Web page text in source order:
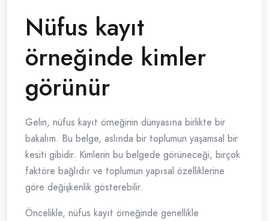
Nüfus kayıt
örneğinde kimler
görünür
Gelin, nüfus kayıt örneğinin dünyasına birlikte bir
bakalım. Bu belge, aslında bir toplumun yaşamsal bir
kesiti gibidir. Kimlerin bu belgede görüneceği, birçok
faktöre bağlıdır ve toplumun yapısal özelliklerine
göre değişkenlik gösterebilir.
Öncelikle, nüfus kayıt örneğinde genellikle